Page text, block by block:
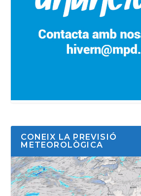
CONEIX LA PREVISIÓ
METEOROLÒGICA